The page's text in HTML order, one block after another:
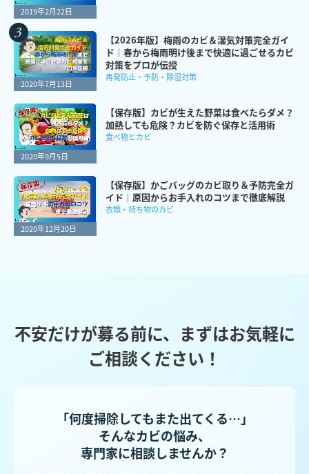
2019年2月22日
2020年7月13日
【2026年版】梅雨のカビ＆湿気対策完全ガイ
ド｜春から梅雨明け後まで快適に過ごせるカビ
対策をプロが伝授
再発防止・予防・除湿対策
2020年9月5日
【保存版】カビが生えた野菜は食べたらダメ？
加熱しても危険？カビを防ぐ保存と活用術
食べ物とカビ
2020年12月20日
【保存版】かごバッグのカビ取り＆予防完全ガ
イド｜原因からお手入れのコツまで徹底解説
衣類・持ち物のカビ
不安だけが募る前に、まずはお気軽に
ご相談ください！
「何度掃除してもまた出てくる…」
そんなカビの悩み、
専門家に相談しませんか？